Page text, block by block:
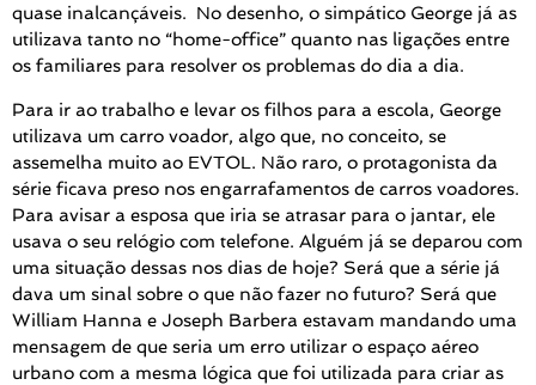
quase inalcançáveis. No desenho, o simpático George já as
utilizava tanto no “home-office” quanto nas ligações entre
os familiares para resolver os problemas do dia a dia.
Para ir ao trabalho e levar os filhos para a escola, George
utilizava um carro voador, algo que, no conceito, se
assemelha muito ao EVTOL. Não raro, o protagonista da
série ficava preso nos engarrafamentos de carros voadores.
Para avisar a esposa que iria se atrasar para o jantar, ele
usava o seu relógio com telefone. Alguém já se deparou com
uma situação dessas nos dias de hoje? Será que a série já
dava um sinal sobre o que não fazer no futuro? Será que
William Hanna e Joseph Barbera estavam mandando uma
mensagem de que seria um erro utilizar o espaço aéreo
urbano com a mesma lógica que foi utilizada para criar as